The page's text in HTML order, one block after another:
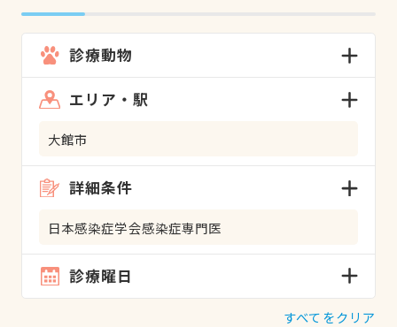
診療動物
エリア・駅
大館市
詳細条件
日本感染症学会感染症専門医
診療曜日
すべてをクリア